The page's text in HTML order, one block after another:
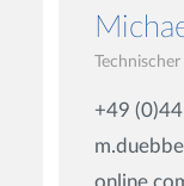
+49